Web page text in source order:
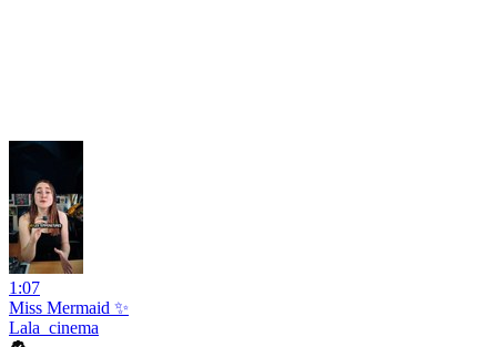
1:07
Miss Mermaid ✨
Lala_cinema